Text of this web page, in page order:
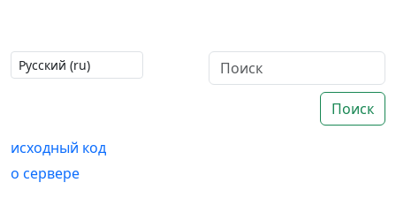
Поиск
исходный код
о сервере